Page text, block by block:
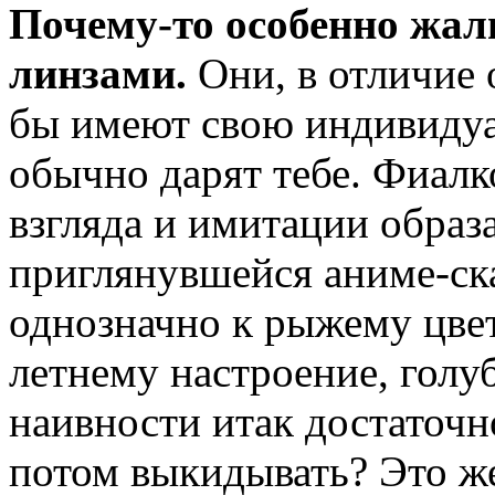
Почему-то особенно
линзами. Они, в отличие
бы имеют свою
обычно дарят тебе.
взгляда и имитации
приглянувшейся аниме-
однозначно к рыжему
летнему настроение,
наивности итак
потом выкидывать? Это